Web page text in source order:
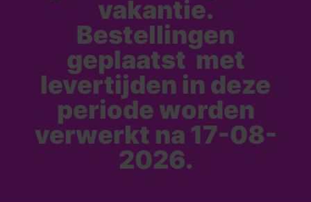
vakantie.
Bestellingen
geplaatst met
levertijden in deze
periode worden
verwerkt na 17-08-
2026.